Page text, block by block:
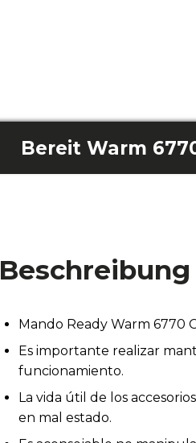
Beschreibung
Mando Ready Warm 6770
Es importante realizar
funcionamiento.
La vida útil de los
en mal estado.